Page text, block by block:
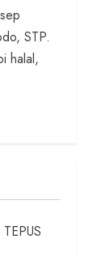
STP.
halal,